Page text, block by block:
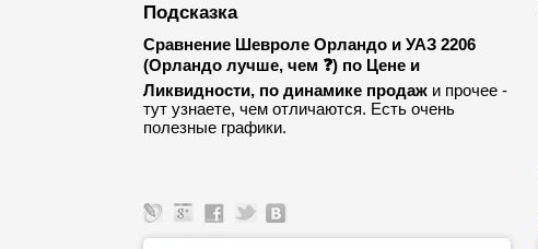
Подсказка
Сравнение Шевроле Орландо и УАЗ 2206
(Орландо лучше, чем ❓) по Цене и
Ликвидности, по динамике продаж и прочее -
тут узнаете, чем отличаются. Есть очень
полезные графики.